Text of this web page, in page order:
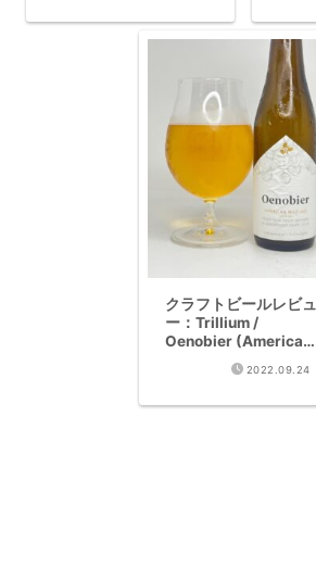
ームハウスエール
クラフトビールレビュ
ー：Trillium /
Oenobier (American
Wild Ale 11.6%)
2022.09.24